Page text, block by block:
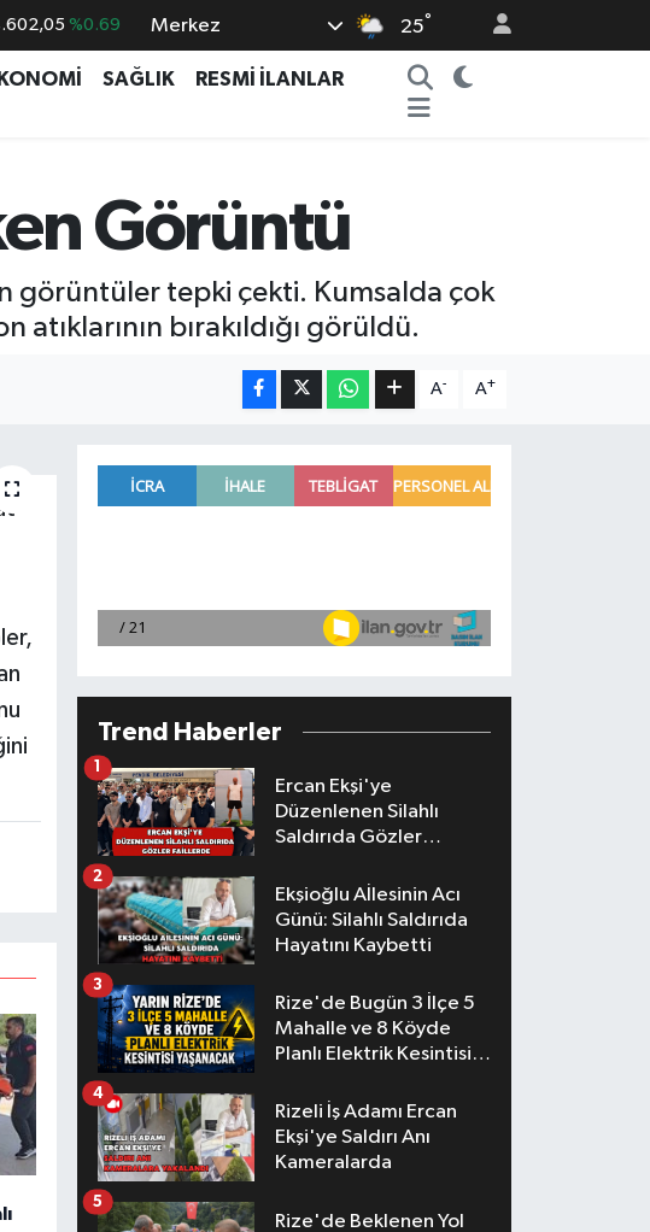
%0.69
%0.06
%0.39
13.703 %0
Merkez 25°
SAĞLIK
RESMİ İLANLAR
Görüntü
görüntüler tepki çekti. Kumsalda çok
bırakıldığı görüldü.
A- A+
Trend Haberler
Ercan Ekşi'ye
Düzenlenen Silahlı
Saldırıda Gözler
1
Ekşioğlu Aİlesinin Acı
Günü: Silahlı Saldırıda
Hayatını Kaybetti
2
Rize'de Bugün 3 İlçe 5
Mahalle ve 8 Köyde
Planlı Elektrik Kesintisi
3
Rizeli İş Adamı Ercan
Ekşi'ye Saldırı Anı
Kameralarda
4
Rize'de Beklenen Yol
5